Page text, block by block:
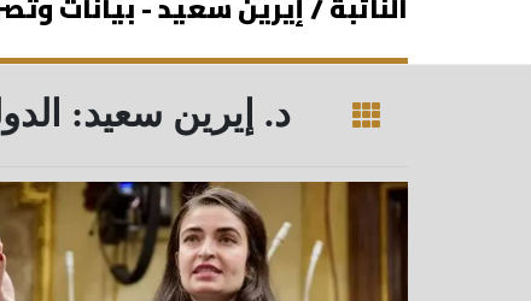
د. إيرين سعيد: